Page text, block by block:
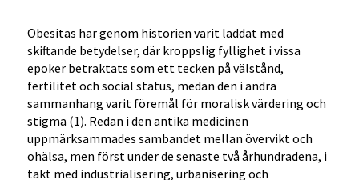
Obesitas har genom historien varit laddat med
skiftande betydelser, där kroppslig fyllighet i vissa
epoker betraktats som ett tecken på välstånd,
fertilitet och social status, medan den i andra
sammanhang varit föremål för moralisk värdering och
stigma (1). Redan i den antika medicinen
uppmärksammades sambandet mellan övervikt och
ohälsa, men först under de senaste två århundradena, i
takt med industrialisering, urbanisering och